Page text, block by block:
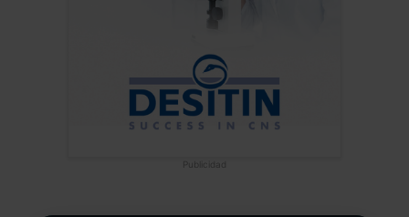
Publicidad